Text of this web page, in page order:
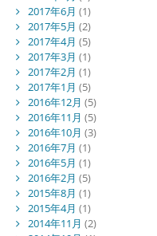
2017年6月 (1)
2017年5月 (2)
2017年4月 (5)
2017年3月 (1)
2017年2月 (1)
2017年1月 (5)
2016年12月 (5)
2016年11月 (5)
2016年10月 (3)
2016年7月 (1)
2016年5月 (1)
2016年2月 (5)
2015年8月 (1)
2015年4月 (1)
2014年11月 (2)